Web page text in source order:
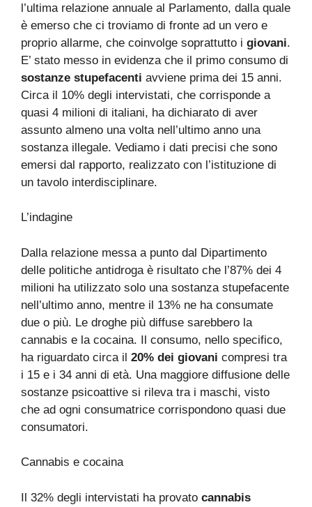
l’ultima relazione annuale al Parlamento, dalla quale
è emerso che ci troviamo di fronte ad un vero e
proprio allarme, che coinvolge soprattutto i giovani.
E’ stato messo in evidenza che il primo consumo di
sostanze stupefacenti avviene prima dei 15 anni.
Circa il 10% degli intervistati, che corrisponde a
quasi 4 milioni di italiani, ha dichiarato di aver
assunto almeno una volta nell’ultimo anno una
sostanza illegale. Vediamo i dati precisi che sono
emersi dal rapporto, realizzato con l’istituzione di
un tavolo interdisciplinare.
L’indagine
Dalla relazione messa a punto dal Dipartimento
delle politiche antidroga è risultato che l’87% dei 4
milioni ha utilizzato solo una sostanza stupefacente
nell’ultimo anno, mentre il 13% ne ha consumate
due o più. Le droghe più diffuse sarebbero la
cannabis e la cocaina. Il consumo, nello specifico,
ha riguardato circa il 20% dei giovani compresi tra
i 15 e i 34 anni di età. Una maggiore diffusione delle
sostanze psicoattive si rileva tra i maschi, visto
che ad ogni consumatrice corrispondono quasi due
consumatori.
Cannabis e cocaina
Il 32% degli intervistati ha provato cannabis